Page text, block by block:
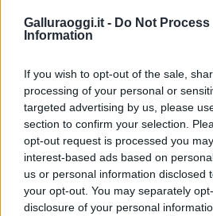
Galluraoggi.it - Do Not Process
Information
If you wish to opt-out of the sale,
processing of your personal or
targeted advertising by us, please
section to confirm your selection.
opt-out request is processed you
interest-based ads based on
us or personal information disclosed
your opt-out. You may separately
disclosure of your personal
o
k
r st A
p
Incendi, a San Pasquale
l’inaugurazione
Andrea Mura conquista
partecipazione per il